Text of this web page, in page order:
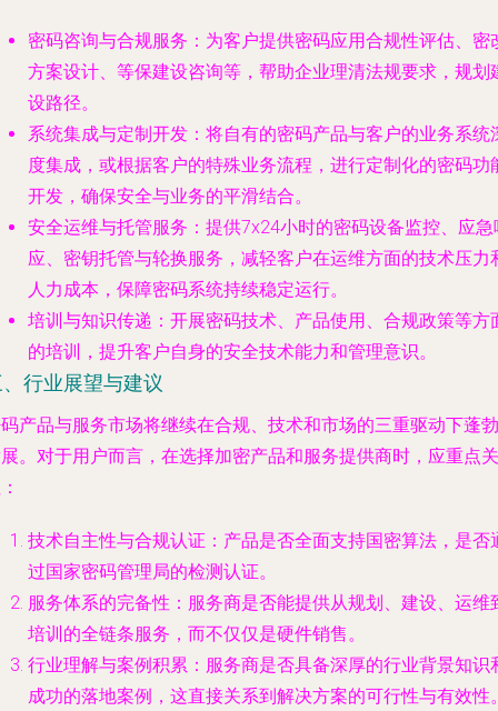
密码咨询与合规服务 ：为客户提供密码应用合规性评估、密
方案设计、等保建设咨询等，帮助企业理清法规要求，规划
设路径。
系统集成与定制开发 ：将自有的密码产品与客户的业务系统
度集成，或根据客户的特殊业务流程，进行定制化的密码功
开发，确保安全与业务的平滑结合。
安全运维与托管服务 ：提供7x24小时的密码设备监控、应急
应、密钥托管与轮换服务，减轻客户在运维方面的技术压力
人力成本，保障密码系统持续稳定运行。
培训与知识传递 ：开展密码技术、产品使用、合规政策等方
的培训，提升客户自身的安全技术能力和管理意识。
行业展望与建议
产品与服务市场将继续在合规、技术和市场的三重驱动下蓬勃
。对于用户而言，在选择加密产品和服务提供商时，应重点关
技术自主性与合规认证 ：产品是否全面支持国密算法，是否
过国家密码管理局的检测认证。
服务体系的完备性 ：服务商是否能提供从规划、建设、运维
培训的全链条服务，而不仅仅是硬件销售。
行业理解与案例积累 ：服务商是否具备深厚的行业背景知识
成功的落地案例，这直接关系到解决方案的可行性与有效性